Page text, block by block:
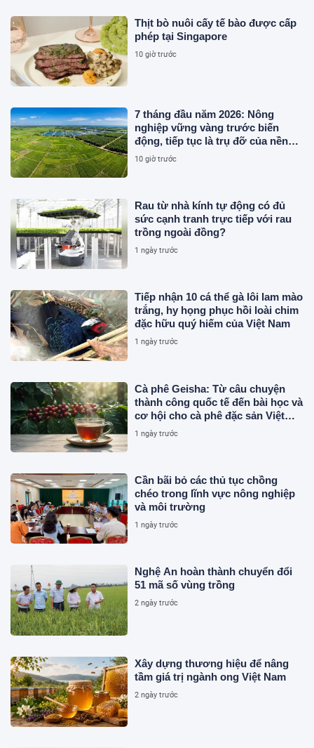
Thịt bò nuôi cấy tế bào được cấp
phép tại Singapore
10 giờ trước
7 tháng đầu năm 2026: Nông
nghiệp vững vàng trước biến
động, tiếp tục là trụ đỡ của nền
kinh tế
10 giờ trước
Rau từ nhà kính tự động có đủ
sức cạnh tranh trực tiếp với rau
trồng ngoài đồng?
1 ngày trước
Tiếp nhận 10 cá thể gà lôi lam mào
trắng, hy họng phục hồi loài chim
đặc hữu quý hiếm của Việt Nam
1 ngày trước
Cà phê Geisha: Từ câu chuyện
thành công quốc tế đến bài học và
cơ hội cho cà phê đặc sản Việt
Nam
1 ngày trước
Cần bãi bỏ các thủ tục chồng
chéo trong lĩnh vực nông nghiệp
và môi trường
1 ngày trước
Nghệ An hoàn thành chuyển đổi
51 mã số vùng trồng
2 ngày trước
Xây dựng thương hiệu để nâng
tầm giá trị ngành ong Việt Nam
2 ngày trước